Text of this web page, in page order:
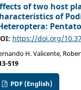
of two host
of
https://doi.org/
H. Valicente,
519
PDF (English)